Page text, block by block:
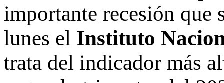
importante recesión que
lunes el Instituto
trata del indicador más